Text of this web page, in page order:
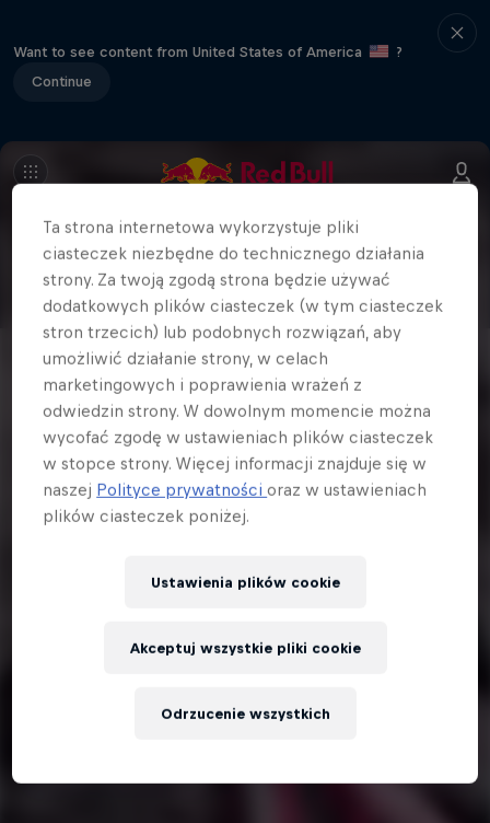
Want to see content from United States of America
?
Continue
Ta strona internetowa wykorzystuje pliki
ciasteczek niezbędne do technicznego działania
strony. Za twoją zgodą strona będzie używać
dodatkowych plików ciasteczek (w tym ciasteczek
stron trzecich) lub podobnych rozwiązań, aby
umożliwić działanie strony, w celach
marketingowych i poprawienia wrażeń z
odwiedzin strony. W dowolnym momencie można
wycofać zgodę w ustawieniach plików ciasteczek
w stopce strony. Więcej informacji znajduje się w
naszej Polityce prywatnościoraz w ustawieniach
plików ciasteczek poniżej.
Ustawienia plików cookie
Odrzucenie wszystkich
Akceptuj wszystkie pliki cookie